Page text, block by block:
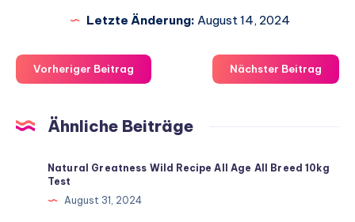
Letzte Änderung: August 14, 2024
Vorheriger Beitrag Nächster Beitrag
Ähnliche Beiträge
Natural Greatness Wild Recipe All Age All Breed 10kg
Test
August 31, 2024